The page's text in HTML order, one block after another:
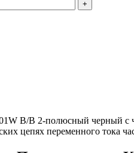
+
B/B 2-полюсный черный с
цепях переменного тока